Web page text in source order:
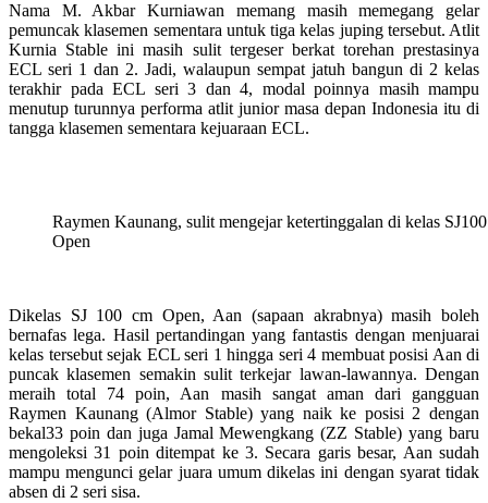
Nama M. Akbar Kurniawan memang masih memegang gelar
pemuncak klasemen sementara untuk tiga kelas juping tersebut. Atlit
Kurnia Stable ini masih sulit tergeser berkat torehan prestasinya
ECL seri 1 dan 2. Jadi, walaupun sempat jatuh bangun di 2 kelas
terakhir pada ECL seri 3 dan 4, modal poinnya masih mampu
menutup turunnya performa atlit junior masa depan Indonesia itu di
tangga klasemen sementara kejuaraan ECL.
Raymen Kaunang, sulit mengejar ketertinggalan di kelas
Open
Dikelas SJ 100 cm Open, Aan (sapaan akrabnya) masih boleh
bernafas lega. Hasil pertandingan yang fantastis dengan menjuarai
kelas tersebut sejak ECL seri 1 hingga seri 4 membuat posisi Aan di
puncak klasemen semakin sulit terkejar lawan-lawannya. Dengan
meraih total 74 poin, Aan masih sangat aman dari gangguan
Raymen Kaunang (Almor Stable) yang naik ke posisi 2 dengan
bekal33 poin dan juga Jamal Mewengkang (ZZ Stable) yang baru
mengoleksi 31 poin ditempat ke 3. Secara garis besar, Aan sudah
mampu mengunci gelar juara umum dikelas ini dengan syarat tidak
absen di 2 seri sisa.